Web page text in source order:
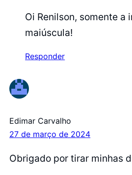
Oi Renilson, somente a
maiúscula!
Responder
Edimar Carvalho
27 de março de 2024
Obrigado por tirar minhas